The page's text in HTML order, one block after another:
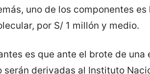
uno de los componentes
por S/ 1 millón y medio.
es que ante el brote de una
serán derivadas al Instituto